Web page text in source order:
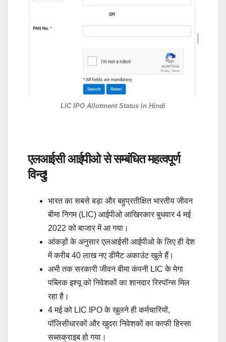
LIC IPO Allotment Status in Hindi
एलआईसी आईपीओ से सम्बंधित महत्वपूर्ण
विन्दु!
भारत का सबसे बड़ा और बहुप्रतीक्षित भारतीय जीवन
बीमा निगम (LIC) आईपीओ आखिरकार बुधवार 4 मई
2022 को बाजार में आ गया।
आंकड़ों के अनुसार एलआईसी आईपीओ के लिए ही देश
में करीब 40 लाख नए डीमैट अकाउंट खुले हैं।
अभी तक सरकारी जीवन बीमा कंपनी LIC के मेगा
पब्लिक इश्यू को निवेशकों का शानदार रिस्पॉन्स मिल
रहा है।
4 मई को LIC IPO के खुलने ही कर्मचारियों,
पॉलिसीधारकों और खुदरा निवेशकों का काफी हिस्सा
सब्सक्राइब हो गया।